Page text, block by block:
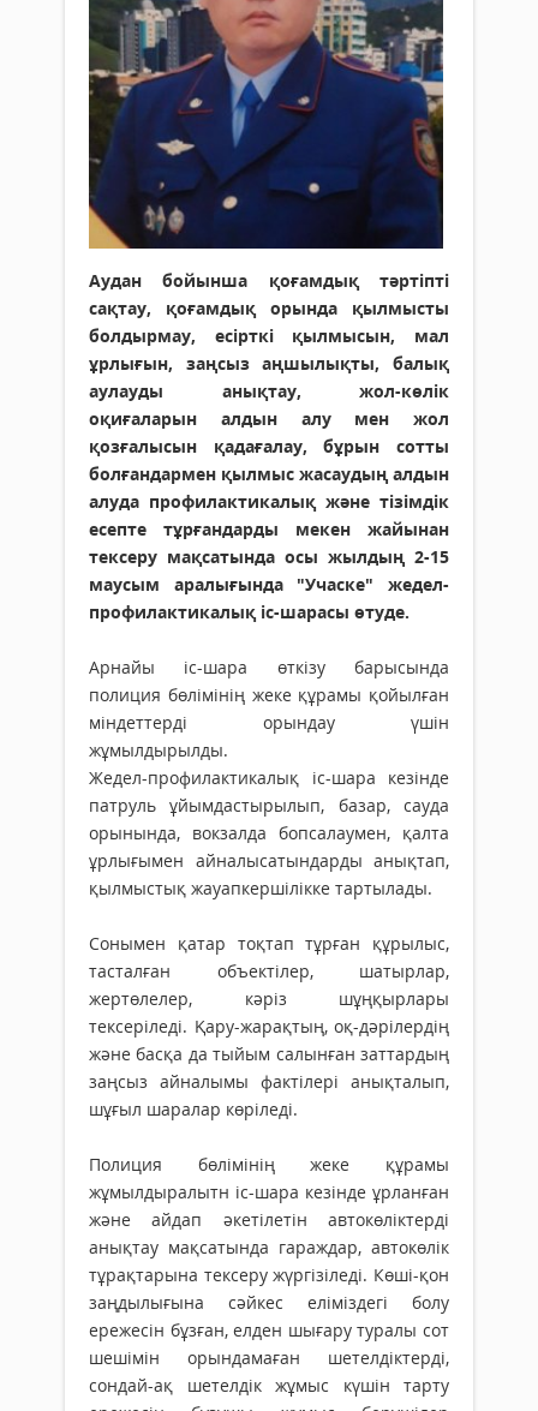
Аудан бойынша қоғамдық тәртіпті
сақтау, қоғамдық орында қылмысты
болдырмау, есірткі қылмысын, мал
ұрлығын, заңсыз аңшылықты, балық
аулауды анықтау, жол-көлік
оқиғаларын алдын алу мен жол
қозғалысын қадағалау, бұрын сотты
болғандармен қылмыс жасаудың алдын
алуда профилактикалық және тізімдік
есепте тұрғандарды мекен жайынан
тексеру мақсатында осы жылдың 2-15
маусым аралығында "Учаске" жедел-
профилактикалық іс-шарасы өтуде.
Арнайы іс-шара өткізу барысында
полиция бөлімінің жеке құрамы қойылған
міндеттерді орындау үшін
жұмылдырылды.
Жедел-профилактикалық іс-шара кезінде
патруль ұйымдастырылып, базар, сауда
орынында, вокзалда бопсалаумен, қалта
ұрлығымен айналысатындарды анықтап,
қылмыстық жауапкершілікке тартылады.
Сонымен қатар тоқтап тұрған құрылыс,
тасталған объектілер, шатырлар,
жертөлелер, кәріз шұңқырлары
тексеріледі. Қару-жарақтың, оқ-дәрілердің
және басқа да тыйым салынған заттардың
заңсыз айналымы фактілері анықталып,
шұғыл шаралар көріледі.
Полиция бөлімінің жеке құрамы
жұмылдыралытн іс-шара кезінде ұрланған
және айдап әкетілетін автокөліктерді
анықтау мақсатында гараждар, автокөлік
тұрақтарына тексеру жүргізіледі. Көші-қон
заңдылығына сәйкес еліміздегі болу
ережесін бұзған, елден шығару туралы сот
шешімін орындамаған шетелдіктерді,
сондай-ақ шетелдік жұмыс күшін тарту